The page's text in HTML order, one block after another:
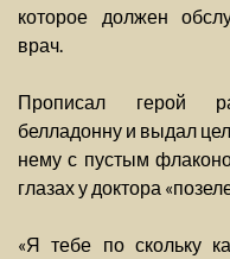
которое должен
врач.
Прописал герой
белладонну и выдал
нему с пустым
глазах у доктора
«Я тебе по скольку